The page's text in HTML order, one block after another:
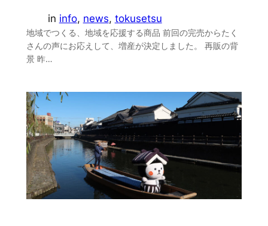
in info, news, tokusetsu
地域でつくる、地域を応援する商品 前回の完売からたく
さんの声にお応えして、増産が決定しました。 再販の背
景 昨…